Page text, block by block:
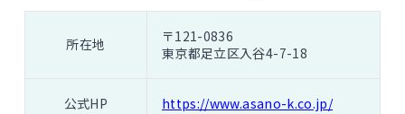
所在地
〒121-0836
東京都足立区入谷4-7-18
公式HP https://www.asano-k.co.jp/